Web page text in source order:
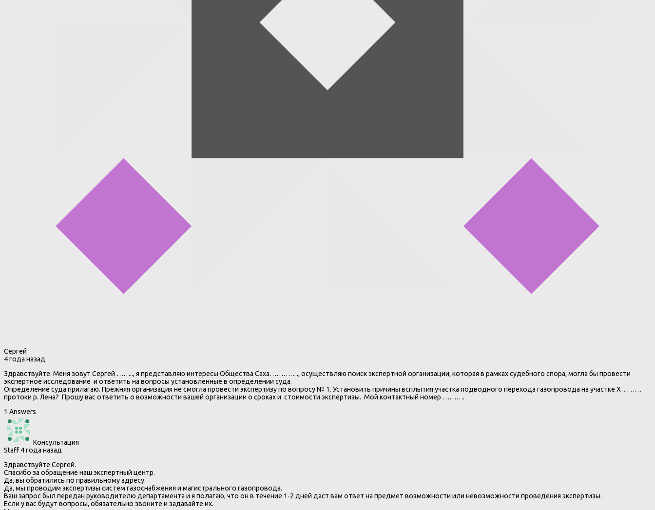
Сергей
4 года назад
Здравствуйте. Меня зовут Сергей …….., я представляю интересы Общества Саха…………., осуществляю поиск экспертной организации, которая в рамках судебного спора, могла бы провести
экспертное исследование и ответить на вопросы установленные в определении суда.
Определение суда прилагаю. Прежняя организация не смогла провести экспертизу по вопросу № 1. Установить причины всплытия участка подводного перехода газопровода на участке Х………
протоки р. Лена? Прошу вас ответить о возможности вашей организации о сроках и стоимости экспертизы. Мой контактный номер ……….
1 Answers
Консультация
Staff 4 года назад
Здравствуйте Сергей.
Спасибо за обращение наш экспертный центр.
Да, вы обратились по правильному адресу.
Да, мы проводим экспертизы систем газоснабжения и магистрального газопровода.
Ваш запрос был передан руководителю департамента и я полагаю, что он в течение 1-2 дней даст вам ответ на предмет возможности или невозможности проведения экспертизы.
Если у вас будут вопросы, обязательно звоните и задавайте их.